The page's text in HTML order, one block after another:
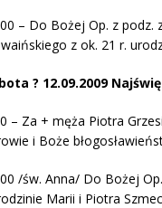
– Do Bożej Op. z podz.
z ok. 21 r.
? 12.09.2009
– Za + męża Piotra
i Boże
/św. Anna/ Do Bożej
Marii i Piotra